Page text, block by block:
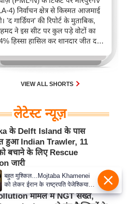
4) निर्वाचन क्षेत्र से किस्मत आजमाई
'द गार्डियन' की रिपोर्ट के मुताबिक,
ने इस सीट पर कुल पड़े वोटों का
हिस्सा हासिल कर शानदार जीत दर्ज
VIEW ALL SHORTS
लेटेस्ट न्यूज़
के Delft Island के पास
हुआ Indian Trawler, 11
बचाने के लिए Rescue
जारी
1:27PM अंतर्राष्ट्रीय
मामले में NGT सख्त,
बहुत मुश्किल...Mojtaba Khamenei
को लेकर ईरान के राष्ट्रपति पेजेश्कियान
ने क्या बड़ा खुलासा किया?